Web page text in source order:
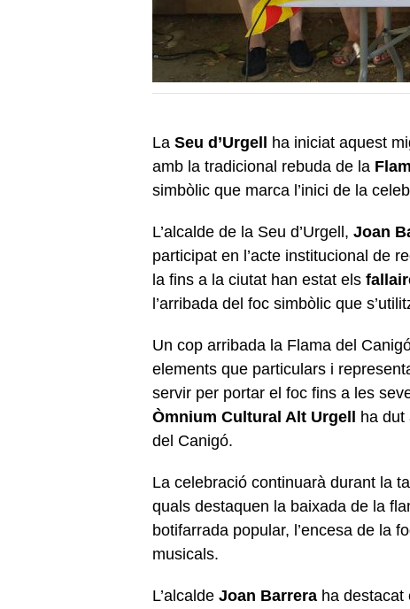
La Seu d’Urgell ha iniciat aquest
amb la tradicional rebuda de la
simbòlic que marca l’inici de la
L’alcalde de la Seu d’Urgell, Joan
participat en l’acte institucional de
la fins a la ciutat han estat els
l’arribada del foc simbòlic que
Un cop arribada la Flama del
elements que particulars i
servir per portar el foc fins a les
Òmnium Cultural Alt Urgell ha dut
del Canigó.
La celebració continuarà durant la
quals destaquen la baixada de la
botifarrada popular, l’encesa de la
musicals.
L’alcalde Joan Barrera ha destacat